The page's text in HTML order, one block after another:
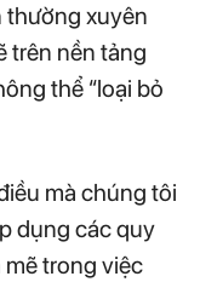
thường xuyên
trên nền tảng
thể “loại bỏ
mà chúng tôi
dụng các quy
mẽ trong việc